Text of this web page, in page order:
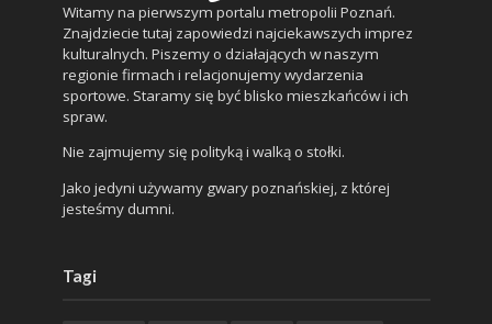
Witamy na pierwszym portalu metropolii Poznań.
Znajdziecie tutaj zapowiedzi najciekawszych imprez
kulturalnych. Piszemy o działających w naszym
regionie firmach i relacjonujemy wydarzenia
sportowe. Staramy się być blisko mieszkańców i ich
spraw.
Nie zajmujemy się polityką i walką o stołki.
Jako jedyni używamy gwary poznańskiej, z której
jesteśmy dumni.
Tagi